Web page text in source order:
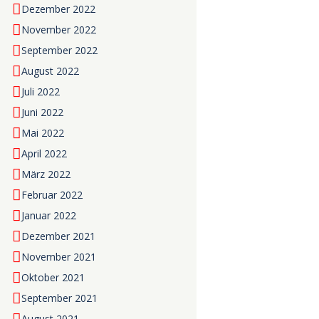
Dezember 2022
November 2022
September 2022
August 2022
Juli 2022
Juni 2022
Mai 2022
April 2022
März 2022
Februar 2022
Januar 2022
Dezember 2021
November 2021
Oktober 2021
September 2021